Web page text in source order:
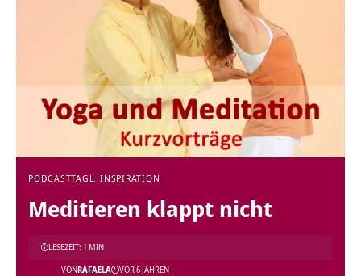
PODCASTTÄGL. INSPIRATION
Meditieren klappt nicht
VONRAFAELA VOR 6 JAHREN
LESEZEIT: 1 MIN